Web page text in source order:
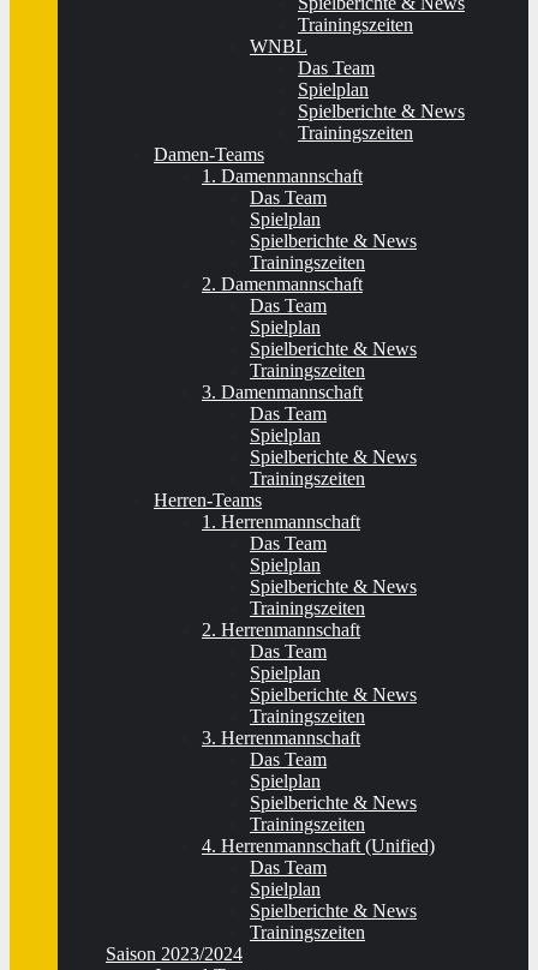
Trainingszeiten
WNBL
Das Team
Spielplan
Spielberichte & News
Trainingszeiten
Damen-Teams
1. Damenmannschaft
Das Team
Spielplan
Spielberichte & News
Trainingszeiten
2. Damenmannschaft
Das Team
Spielplan
Spielberichte & News
Trainingszeiten
3. Damenmannschaft
Das Team
Spielplan
Spielberichte & News
Trainingszeiten
Herren-Teams
1. Herrenmannschaft
Das Team
Spielplan
Spielberichte & News
Trainingszeiten
2. Herrenmannschaft
Das Team
Spielplan
Spielberichte & News
Trainingszeiten
3. Herrenmannschaft
Das Team
Spielplan
Spielberichte & News
Trainingszeiten
4. Herrenmannschaft (Unified)
Das Team
Spielplan
Spielberichte & News
Trainingszeiten
Saison 2023/2024